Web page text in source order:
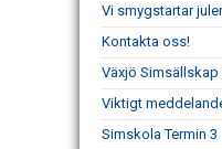
Vi smygstartar
Kontakta oss!
Växjö
Viktigt
Simskola Termin 3